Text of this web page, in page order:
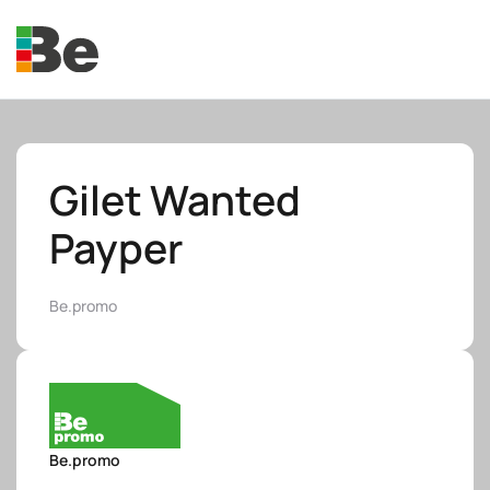
Skip to main content
Gilet Wanted
Payper
Be.promo
Be.promo